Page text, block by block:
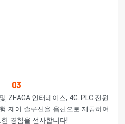
03
ZHAGA 인터페이스, 4G, PLC 전원
제어 솔루션을 옵션으로 제공하여
경험을 선사합니다!